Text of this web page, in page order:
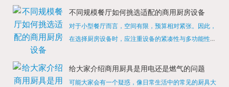
缺少的，经过相关检测证明的合格设备才能进行使用，
不同规模餐厅如何挑选适配的商用厨房设备
对于小型餐厅而言，空间有限，预算相对紧张。因此，
在选择厨房设备时，应注重设备的紧凑性与多功能性。
烹饪设备，既能节省空间，又能满足多样化的烹饪需
给大家介绍商用厨具是用电还是燃气的问题
可能大家会有一个疑惑，像日常生活中的常见的厨具大